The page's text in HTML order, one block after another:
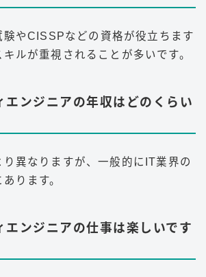
験やCISSPなどの資格が役立ちます
ルが重視されることが多いです。
エンジニアの年収はどのくらい
異なりますが、一般的にIT業界の
あります。
エンジニアの仕事は楽しいです